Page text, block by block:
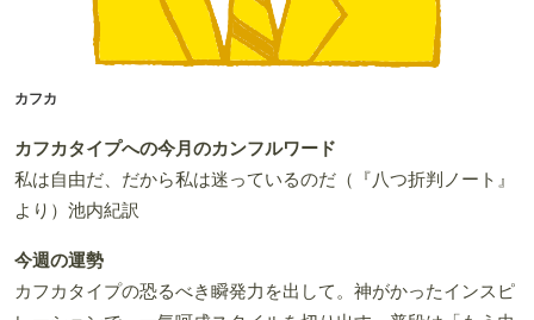
カフカ
カフカタイプへの今月のカンフルワード
私は自由だ、だから私は迷っているのだ（『八つ折判ノート』
より）池内紀訳
今週の運勢
カフカタイプの恐るべき瞬発力を出して。神がかったインスピ